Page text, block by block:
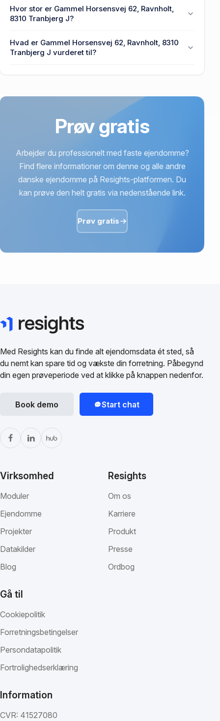
Ravnholt, 8310 Tranbjerg J.
Hvor stor er Gammel Horsensvej 62, Ravnholt,
8310 Tranbjerg J?
Ravnholt, 8310 Tranbjerg J.
Hvad er Gammel Horsensvej 62, Ravnholt, 8310
Tranbjerg J vurderet til?
Prøv gratis
Arbejder du professionelt med faste ejendomme?
Find flere informationer om denne og alle andre
danske ejendomme på Resights-platformen. Du
kan prøve den helt gratis via nedenstående link.
Prøv gratis
Med Resights kan du finde alt ejendomsdata ét sted, så
du nemt kan spare tid og vækste din forretning. Påbegynd
din egen prøveperiode ved at klikke på knappen nedenfor.
Book demo Start chat
Virksomhed
Moduler
Ejendomme
Projekter
Datakilder
Blog
Resights
Om os
Karriere
Produkt
Presse
Ordbog
Gå til
Cookiepolitik
Forretningsbetingelser
Persondatapolitik
Fortrolighedserklæring
Information
CVR: 41527080